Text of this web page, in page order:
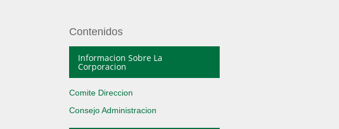
Contenidos
Informacion Sobre La
Corporacion
Comite Direccion
Consejo Administracion